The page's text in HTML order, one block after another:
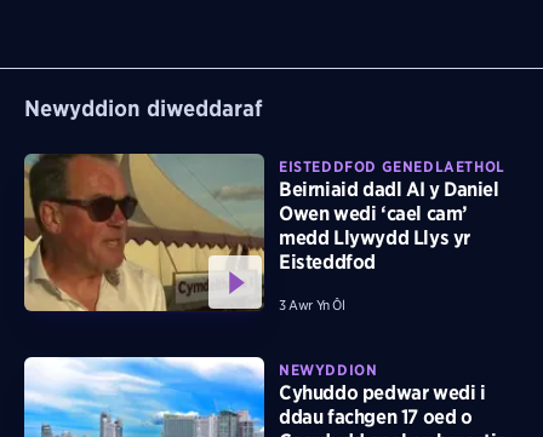
Newyddion diweddaraf
EISTEDDFOD GENEDLAETHOL
Beirniaid dadl AI y Daniel
Owen wedi ‘cael cam’
medd Llywydd Llys yr
Eisteddfod
3 Awr Yn Ôl
NEWYDDION
Cyhuddo pedwar wedi i
ddau fachgen 17 oed o